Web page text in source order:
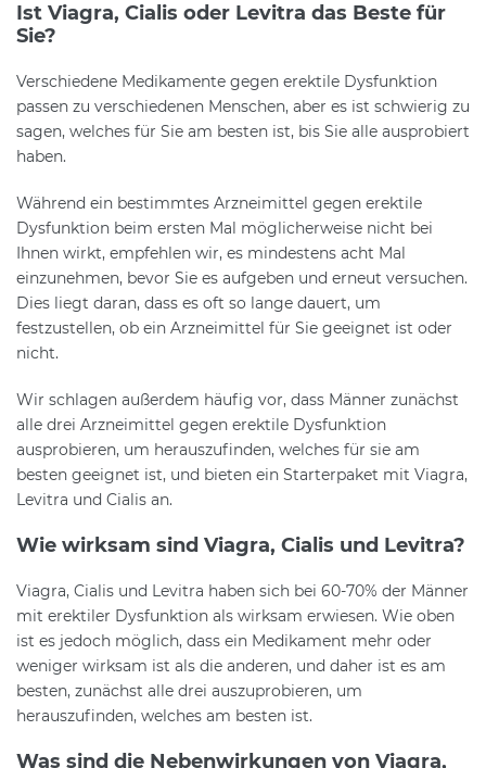
Ist Viagra, Cialis oder Levitra das Beste für
Sie?
Verschiedene Medikamente gegen erektile Dysfunktion
passen zu verschiedenen Menschen, aber es ist schwierig zu
sagen, welches für Sie am besten ist, bis Sie alle ausprobiert
haben.
Während ein bestimmtes Arzneimittel gegen erektile
Dysfunktion beim ersten Mal möglicherweise nicht bei
Ihnen wirkt, empfehlen wir, es mindestens acht Mal
einzunehmen, bevor Sie es aufgeben und erneut versuchen.
Dies liegt daran, dass es oft so lange dauert, um
festzustellen, ob ein Arzneimittel für Sie geeignet ist oder
nicht.
Wir schlagen außerdem häufig vor, dass Männer zunächst
alle drei Arzneimittel gegen erektile Dysfunktion
ausprobieren, um herauszufinden, welches für sie am
besten geeignet ist, und bieten ein Starterpaket mit Viagra,
Levitra und Cialis an.
Wie wirksam sind Viagra, Cialis und Levitra?
Viagra, Cialis und Levitra haben sich bei 60-70% der Männer
mit erektiler Dysfunktion als wirksam erwiesen. Wie oben
ist es jedoch möglich, dass ein Medikament mehr oder
weniger wirksam ist als die anderen, und daher ist es am
besten, zunächst alle drei auszuprobieren, um
herauszufinden, welches am besten ist.
Was sind die Nebenwirkungen von Viagra,